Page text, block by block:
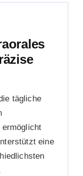
tägliche
eine